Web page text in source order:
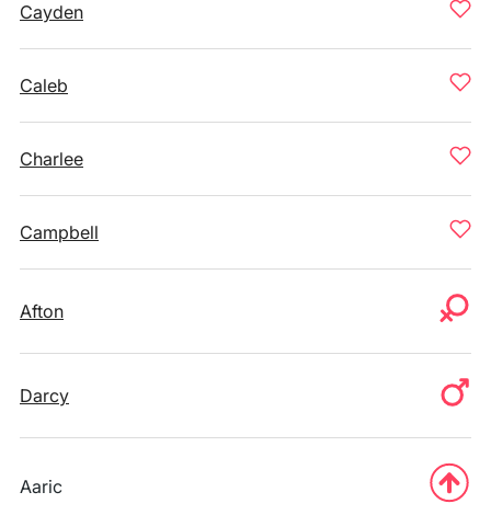
Cayden
Caleb
Charlee
Campbell
Afton
Darcy
Aaric